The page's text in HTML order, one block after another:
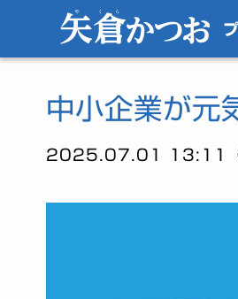
中小企業が元
2025.07.01 13:11（